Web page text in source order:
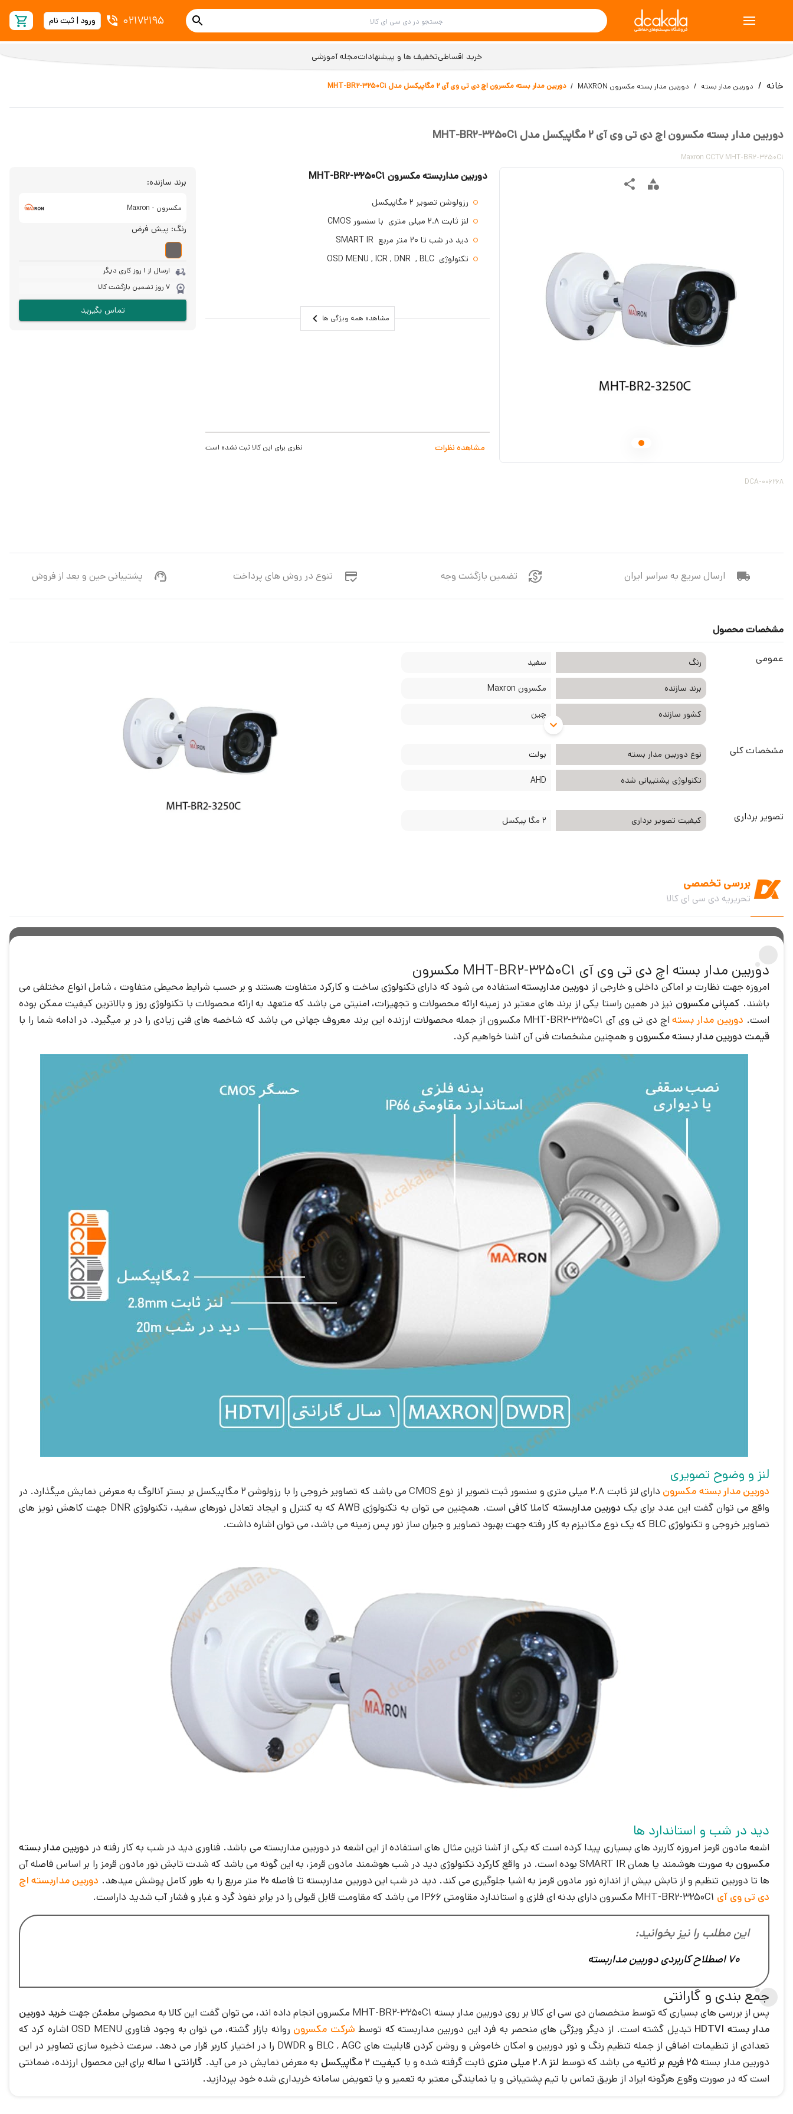
02172195 ورود | ثبت نام
خرید اقساطیتخفیف ها و پیشنهاداتمجله آموزشی
خانه دوربین مدار بسته دوربین مدار بسته مکسرون MAXRON دوربین مدار بسته مکسرون اچ دی تی وی آی 2 مگاپیکسل مدل MHT-BR2-3250C1
دوربین مدار بسته مکسرون اچ دی تی وی آی 2 مگاپیکسل مدل MHT-BR2-3250C1
Maxron CCTV MHT-BR2-3250C1
دوربین مداربسته مکسرون MHT-BR2-3250C1
رزولوشن تصویر 2 مگاپیکسل
لنز ثابت 2.8 میلی متری با سنسور CMOS
دید در شب تا 20 متر مربع SMART IR
تکنولوژی OSD MENU , ICR , DNR , BLC
مشاهده همه ویژگی ها
مشاهده نظرات نظری برای این کالا ثبت نشده است
DCA-006268
برند سازنده:
مکسرون - Maxron
رنگ: پیش فرض
ارسال از 1 روز کاری دیگر
7 روز تضمین بازگشت کالا
تماس بگیرید
ارسال سریع به سراسر ایران تضمین بازگشت وجه تنوع در روش های پرداخت پشتیبانی حین و بعد از فروش
مشخصات محصول
عمومی رنگ سفید
برند سازنده مکسرون Maxron
کشور سازنده چین
مشخصات کلی نوع دوربین مدار بسته بولت
تکنولوژی پشتیبانی شده AHD
تصویر برداری کیفیت تصویر برداری 2 مگا پیکسل
بررسی تخصصی
تحریریه دی سی ای کالا
دوربین مدار بسته اچ دی تی وی آی MHT-BR2-3250C1 مکسرون
امروزه جهت نظارت بر اماکن داخلی و خارجی از دوربین مداربسته استفاده می شود که دارای تکنولوژی ساخت و کارکرد متفاوت هستند و بر حسب شرایط محیطی متفاوت ، شامل انواع مختلفی می
باشند. کمپانی مکسرون نیز در همین راستا یکی از برند های معتبر در زمینه ارائه محصولات و تجهیزات، امنیتی می باشد که متعهد به ارائه محصولات با تکنولوژی روز و بالاترین کیفیت ممکن بوده
است. دوربین مدار بستهاچ دی تی وی آی MHT-BR2-3250C1 مکسرون از جمله محصولات ارزنده این برند معروف جهانی می باشد که شاخصه های فنی زیادی را در بر میگیرد. در ادامه شما را با
قیمت دوربین مدار بسته مکسرون و همچنین مشخصات فنی آن آشنا خواهیم کرد.
لنز و وضوح تصویری
دوربین مدار بسته مکسرون
دارای لنز ثابت 2.8 میلی متری و سنسور ثبت تصویر از نوع CMOS می باشد که تصاویر خروجی را با رزولوشن 2 مگاپیکسل بر بستر آنالوگ به معرض نمایش میگذارد. در
واقع می توان گفت این عدد برای یک دوربین مداربسته
کاملا کافی است. همچنین می توان به تکنولوژی AWB که به کنترل و ایجاد تعادل نورهای سفید، تکنولوژی DNR جهت کاهش نویز های
تصاویر خروجی و تکنولوژی BLC که یک نوع مکانیزم به کار رفته جهت بهبود تصاویر و جبران ساز نور پس زمینه می باشد، می توان اشاره داشت.
دید در شب و استاندارد ها
اشعه مادون قرمز امروزه کاربرد های بسیاری پیدا کرده است که یکی از آشنا ترین مثال های استفاده از این اشعه در دوربین مداربسته می باشد. فناوری دید در شب به کار رفته در دوربین مدار بسته
مکسرون
به صورت هوشمند یا همان SMART IR بوده است. در واقع کارکرد تکنولوژی دید در شب هوشمند مادون قرمز، به این گونه می باشد که شدت تابش نور مادون قرمز را بر اساس فاصله آن
ها تا دوربین تنظیم و از تابش بیش از اندازه نور مادون قرمز به اشیا جلوگیری می کند. دید در شب این دوربین مداربسته تا فاصله 20 متر مربع را به طور کامل پوشش میدهد.
دوربین مداربسته اچ
دی تی وی آی
این مطلب را نیز بخوانید:
70 اصطلاح کاربردی دوربین مداربسته
جمع بندی و گارانتی
پس از بررسی های بسیاری که توسط متخصصان دی سی ای کالا بر روی دوربین مدار بسته MHT-BR2-3250C1 مکسرون انجام داده اند، می توان گفت این کالا به محصولی مطمئن جهت خرید دوربین
مدار بسته HDTVI
تبدیل گشته است. از دیگر ویژگی های منحصر به فرد این دوربین مداربسته که توسط شرکت مکسرون
روانه بازار گشته، می توان به وجود فناوری OSD MENU اشاره کرد که
تعدادی از تنظیمات اضافی از جمله تنظیم رنگ و نور دوربین و امکان خاموش و روشن کردن قابلیت های BLC , AGC و DWDR را در اختیار کاربر قرار می دهد. سرعت ذخیره سازی تصاویر در این
دوربین مدار بسته25 فریم بر ثانیه می باشد که توسط لنز 2.8 میلی متری ثابت گرفته شده و با کیفیت 2 مگاپیکسل به معرض نمایش در می آید. گارانتی 1 ساله
برای این محصول ارزنده، ضمانتی
است که در صورت وقوع هرگونه ایراد از طریق تماس با تیم پشتیبانی و یا نمایندگی معتبر به تعمیر و یا تعویض سامانه خریداری شده خود بپردازید.